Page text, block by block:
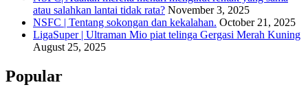
atau salahkan lantai tidak rata? November 3, 2025
NSFC | Tentang sokongan dan kekalahan. October 21, 2025
LigaSuper | Ultraman Mio piat telinga Gergasi Merah Kuning
August 25, 2025
Popular